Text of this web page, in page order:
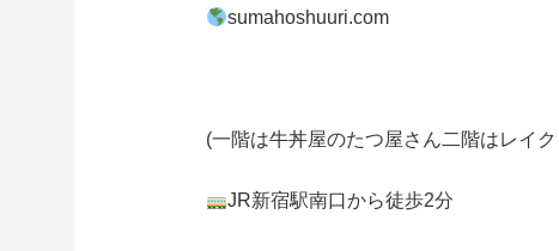
sumahoshuuri.com
(一階は牛丼屋のたつ屋さん二階はレイ
JR新宿駅南口から徒歩2分